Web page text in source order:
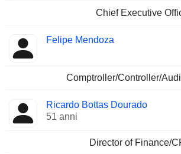
Chief Executive
Felipe Mendoza
Comptroller/Controller/
Ricardo Bottas Dourado
51 anni
Director of Finance/